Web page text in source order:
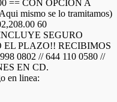
== CON OPCION A
mismo se lo tramitamos)
60
SEGURO
EL PLAZO!! RECIBIMOS
0802 // 644 110 0580 //
EN CD.
en linea: